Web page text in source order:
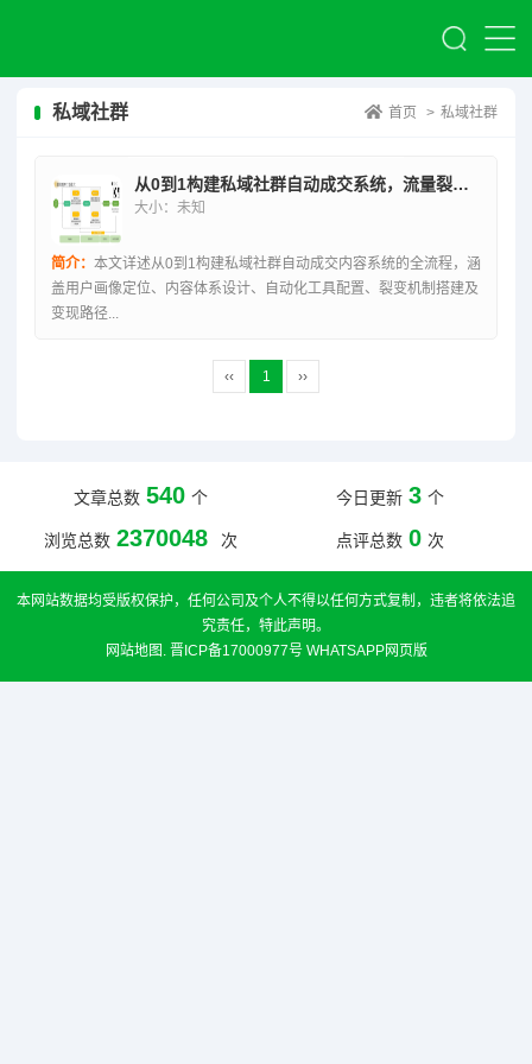
私域社群 首页 > 私域社群
从0到1构建私域社群自动成交系统，流量裂变与持续变现终极指南
大小：未知
简介： 本文详述从0到1构建私域社群自动成交内容系统的全流程，涵
盖用户画像定位、内容体系设计、自动化工具配置、裂变机制搭建及
变现路径...
‹‹ 1 ››
文章总数 540 个 今日更新 3 个
浏览总数 2370048 次 点评总数 0 次
本网站数据均受版权保护，任何公司及个人不得以任何方式复制，违者将依法追
究责任，特此声明。
网站地图 晋ICP备17000977号 WHATSAPP网页版